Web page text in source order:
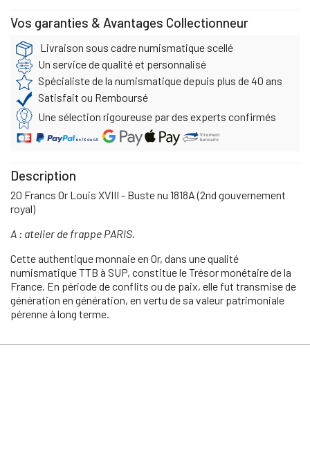
Vos garanties & Avantages Collectionneur
Livraison sous cadre numismatique scellé
Un service de qualité et personnalisé
Spécialiste de la numismatique depuis plus de 40 ans
Satisfait ou Remboursé
Une sélection rigoureuse par des experts confirmés
Description
20 Francs Or Louis XVIII - Buste nu 1818A (2nd gouvernement
royal)
A : atelier de frappe PARIS.
Cette authentique monnaie en Or, dans une qualité
numismatique TTB à SUP, constitue le Trésor monétaire de la
France. En période de conflits ou de paix, elle fut transmise de
génération en génération, en vertu de sa valeur patrimoniale
pérenne à long terme.